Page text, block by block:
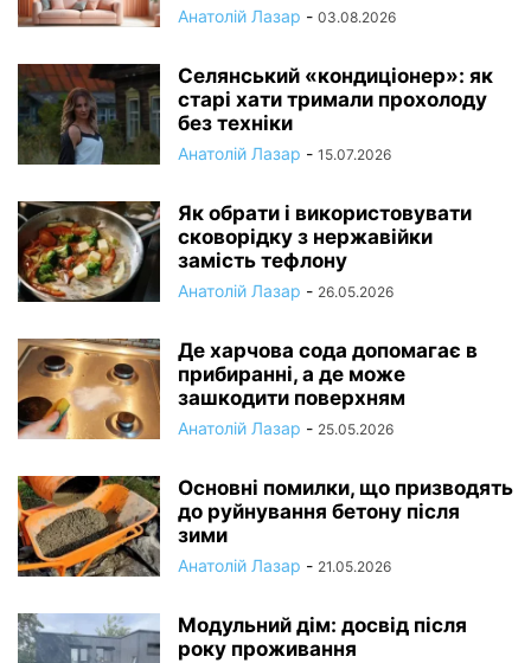
Анатолій Лазар - 03.08.2026
Селянський «кондиціонер»: як
старі хати тримали прохолоду
без техніки
Анатолій Лазар - 15.07.2026
Як обрати і використовувати
сковорідку з нержавійки
замість тефлону
Анатолій Лазар - 26.05.2026
Де харчова сода допомагає в
прибиранні, а де може
зашкодити поверхням
Анатолій Лазар - 25.05.2026
Основні помилки, що призводять
до руйнування бетону після
зими
Анатолій Лазар - 21.05.2026
Модульний дім: досвід після
року проживання